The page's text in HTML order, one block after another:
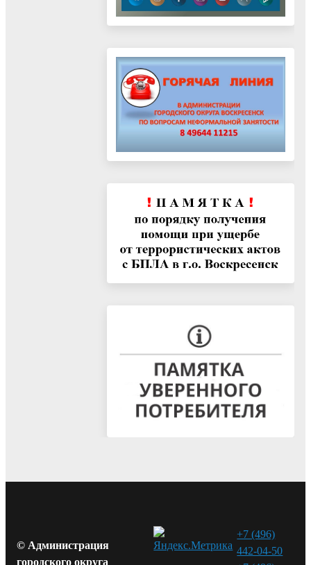
© Администрация
городского округа
+7 (496)
442-04-50